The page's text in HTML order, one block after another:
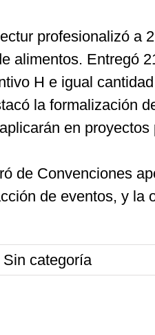
profesionalizó a
alimentos. Entregó
H e igual
la formalización
en
de Convenciones
de eventos, y
categoría